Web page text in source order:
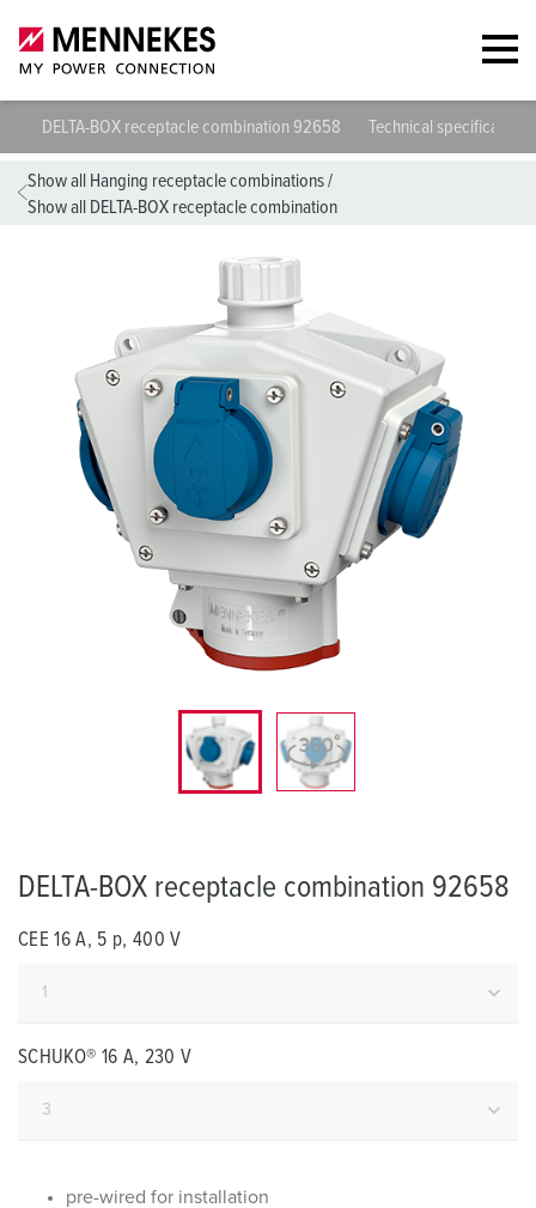
DELTA-BOX receptacle combination 92658 Technical specifications
Show all Hanging receptacle combinations/
Show all DELTA-BOX receptacle combination
DELTA-BOX receptacle combination 92658
CEE 16 A, 5 p, 400 V
SCHUKO® 16 A, 230 V
pre-wired for installation